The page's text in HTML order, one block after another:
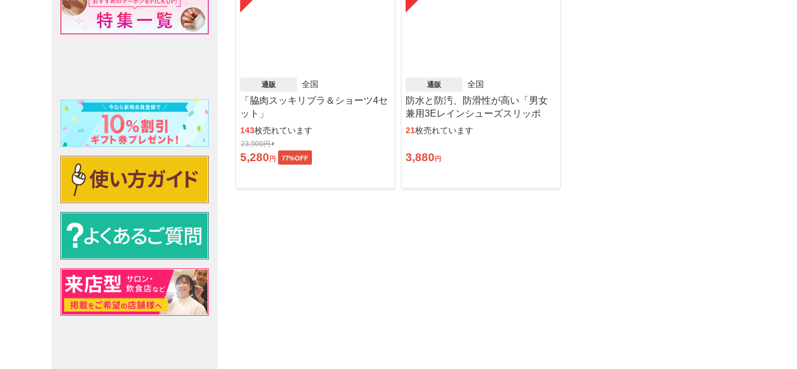
通販 全国
「脇肉スッキリブラ＆ショーツ4セ
ット」
143枚売れています
23,900円
5,280 円 77%OFF
通販 全国
防水と防汚、防滑性が高い「男女
兼用3Eレインシューズスリッポ
ン」
21枚売れています
3,880 円